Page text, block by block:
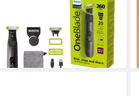
Elektrorasierer OneBlade Pro 360
Face & Body QP6552/30
69,99 € UVP 84,99 €
nur bis Dienstag
-18%
in 1-2 Werktagen bei dir